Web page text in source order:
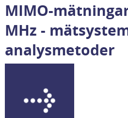
MIMO-
MHz -
analysmetoder